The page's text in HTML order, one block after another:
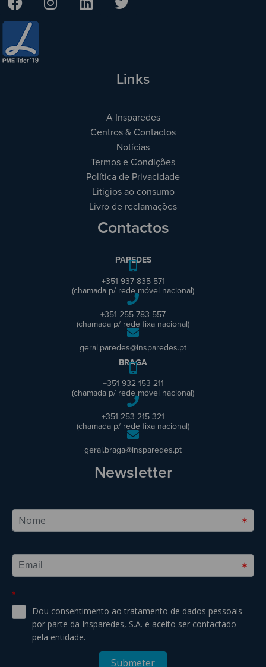
Links
A Insparedes
Centros & Contactos
Notícias
Termos e Condições
Política de Privacidade
Litigios ao consumo
Livro de reclamações
Contactos
PAREDES
+351 937 835 571
(chamada p/ rede móvel nacional)
+351 255 783 557
(chamada p/ rede fixa nacional)
geral.paredes@insparedes.pt
BRAGA
+351 932 153 211
(chamada p/ rede móvel nacional)
+351 253 215 321
(chamada p/ rede fixa nacional)
geral.braga@insparedes.pt
Newsletter